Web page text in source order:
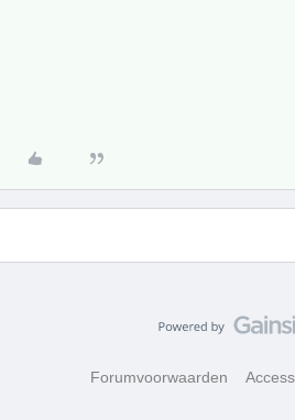
Forumvoorwaarden